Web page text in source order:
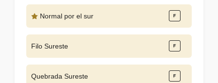
Normal por el sur
Filo Sureste
Quebrada Sureste